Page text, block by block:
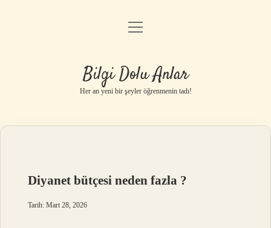
Anasayfa
Yasal Uyarı
menüyü
Bilgi Dolu Anlar
Her an yeni bir şeyler öğrenmenin tadı!
Diyanet bütçesi neden fazla ?
Tarih: Mart 28, 2026